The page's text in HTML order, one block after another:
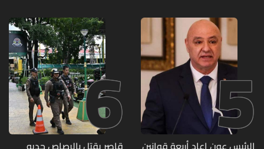
وقع ضحيّة أعماله؟
5
6